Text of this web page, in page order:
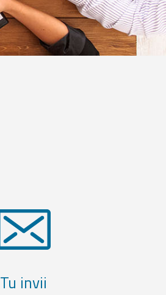
Tu invii